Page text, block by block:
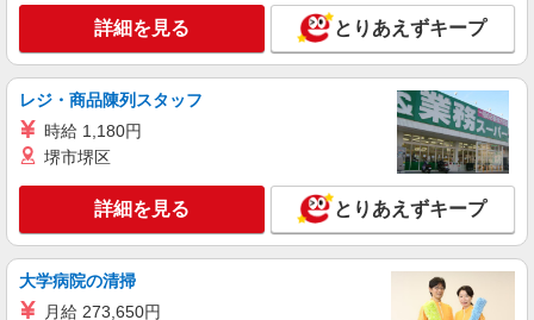
UTエージェント株式会社 AGT関西第一CU AGT南大阪エリア MH空港
CL 《Javo1C》
時給：1,400円〜 月収例：267,000円（時給
×7.45H実働×19日稼働＋各種手当）
大阪府八尾市 勤務地：八尾市 通勤方法：徒歩/
車/自転車/電車/バイク 最寄り駅：志紀駅より車8
分 ※構内の（無料）駐車場利用OK
キープ 詳細を見る
詳細を見る とりあえずキープ
レジ・商品陳列スタッフ
時給 1,180円
堺市堺区
詳細を見る とりあえずキープ
大学病院の清掃
月給 273,650円